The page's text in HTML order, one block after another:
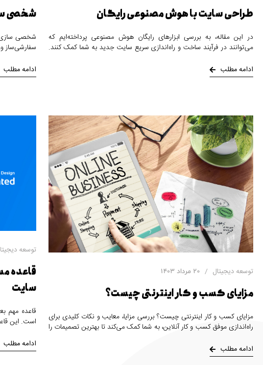
طراحی سایت با هوش مصنوعی رایگان
در این مقاله، به بررسی ابزارهای رایگان هوش مصنوعی پرداخته‌ایم که
می‌توانند در فرآیند ساخت و راه‌اندازی سریع سایت جدید به شما کمک کنند.
هوش مصنوعی، به سرعت و با کمترین تلاش ایجاد کرده و آن را با محتوای
دلخواه خود سفارشی کنید.
ادامه مطلب
شخصی
شخصی سازی
سفارشی‌ساز
ابزارهایی
و امنیت
ادامه مطلب
توسعه دیجیتال
مزایای کسب و کار اینترنتی چیست؟
مزایای کسب و کار اینترنتی چیست؟ بررسی مزایا، معایب و نکات کلیدی برای
راه‌اندازی موفق کسب و کار آنلاین، به شما کمک می‌کند تا بهترین تصمیمات را
ادامه مطلب
20 مرداد 1403
توسعه
سایت
قاعده مهم
است. این
ادامه مطلب